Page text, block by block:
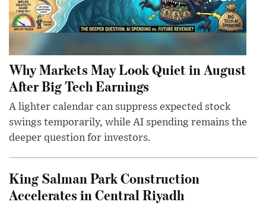
Why Markets May Look Quiet in August
After Big Tech Earnings
A lighter calendar can suppress expected stock
swings temporarily, while AI spending remains the
deeper question for investors.
King Salman Park Construction
Accelerates in Central Riyadh